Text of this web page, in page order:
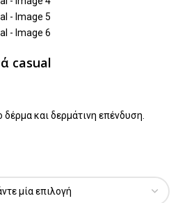
casual
και δερμάτινη επένδυση.